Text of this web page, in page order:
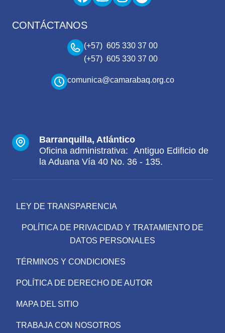
CONTÁCTANOS
(+57) 605 330 37 00
(+57) 605 330 37 00
comunica@camarabaq.org.co
Barranquilla, Atlántico
Oficina administrativa: Antiguo Edificio de
la Aduana Vía 40 No. 36 - 135.
LEY DE TRANSPARENCIA
POLÍTICA DE PRIVACIDAD Y TRATAMIENTO DE
DATOS PERSONALES
TÉRMINOS Y CONDICIONES
POLÍTICA DE DERECHO DE AUTOR
MAPA DEL SITIO
TRABAJA CON NOSOTROS